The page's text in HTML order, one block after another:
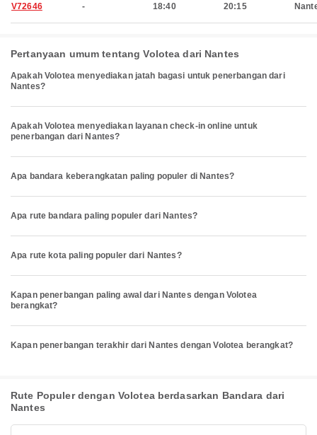
V72646 - 18:40 20:15
Pertanyaan umum tentang Volotea dari Nantes
Apakah Volotea menyediakan jatah bagasi untuk penerbangan dari
Nantes?
Apakah Volotea menyediakan layanan check-in online untuk
penerbangan dari Nantes?
Apa bandara keberangkatan paling populer di Nantes?
Apa rute bandara paling populer dari Nantes?
Apa rute kota paling populer dari Nantes?
Kapan penerbangan paling awal dari Nantes dengan Volotea
berangkat?
Kapan penerbangan terakhir dari Nantes dengan Volotea berangkat?
Rute Populer dengan Volotea berdasarkan Bandara dari
Nantes